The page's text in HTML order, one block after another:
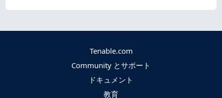
Tenable.com
Community とサポート
ドキュメント
教育